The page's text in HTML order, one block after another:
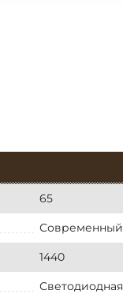
65
Современный
1440
Светодиодная